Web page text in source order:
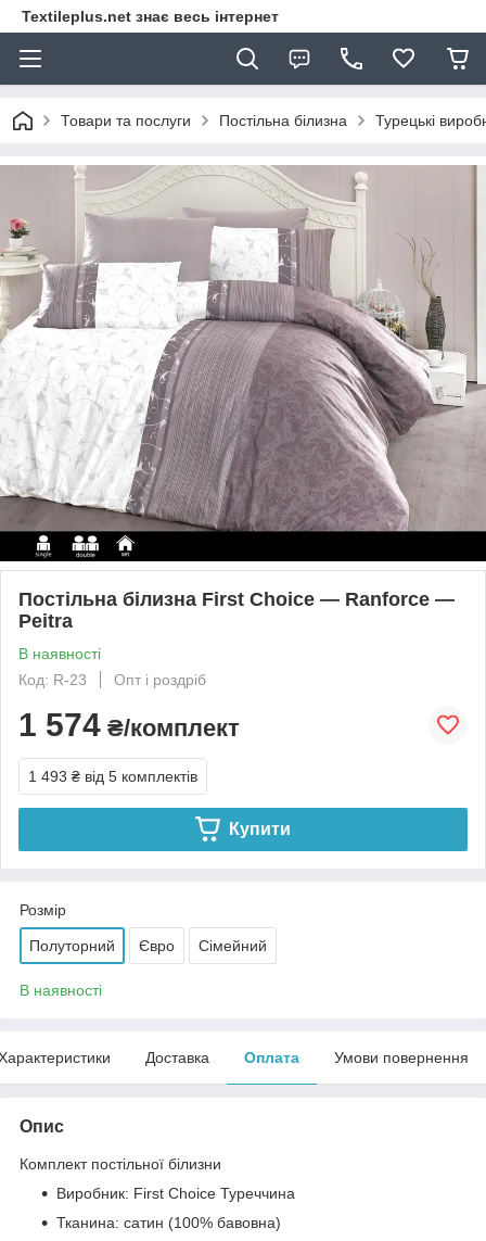
Textileplus.net знає весь інтернет
Товари та послуги Постільна білизна Турецькі
Постільна білизна First Choice — Ranforce —
Peitra
В наявності
Код: R-23
Опт і роздріб
1 574 ₴/комплект
1 493 ₴ від 5 комплектів
Купити
Розмір
Полуторний Євро Сімейний
В наявності
Доставка Оплата Умови повернення
Опис
Комплект постільної білизни
Виробник: First Choice Туреччина
Тканина: сатин (100% бавовна)